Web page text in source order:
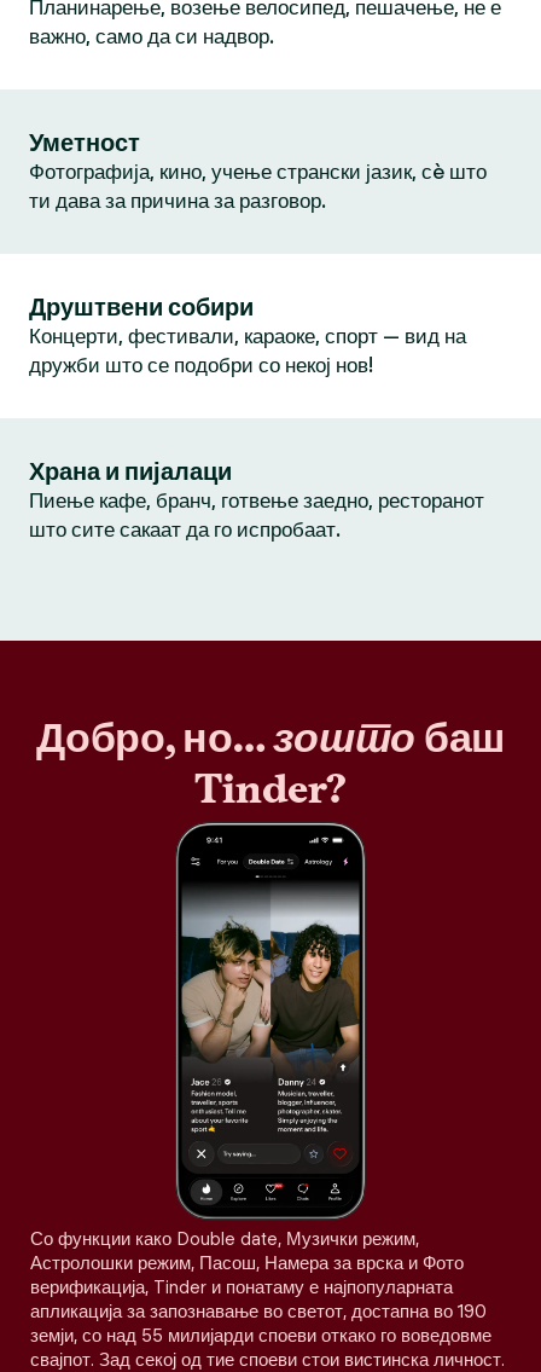
Планинарење, возење велосипед, пешачење, не е
важно, само да си надвор.
Уметност
Фотографија, кино, учење странски јазик, сè што
ти дава за причина за разговор.
Друштвени собири
Концерти, фестивали, караоке, спорт — вид на
дружби што се подобри со некој нов!
Храна и пијалаци
Пиење кафе, бранч, готвење заедно, ресторанот
што сите сакаат да го испробаат.
Добро, но…зошто баш
Tinder?
Со функции како Double date, Музички режим,
Астролошки режим, Пасош, Намера за врска и Фото
верификација, Tinder и понатаму е најпопуларната
апликација за запознавање во светот, достапна во 190
земји, со над 55 милијарди споеви откако го воведовме
свајпот. Зад секој од тие споеви стои вистинска личност.